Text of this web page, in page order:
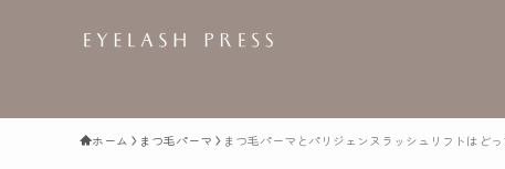
ホーム まつ毛パーマ まつ毛パーマとパリジェンヌラッシュリフトはど